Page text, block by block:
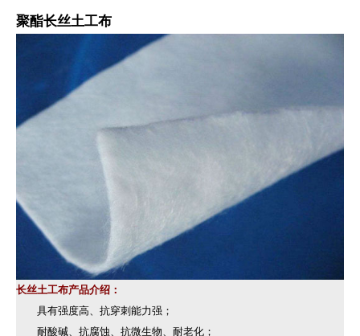
聚酯长丝土工布
长丝土工布产品介绍：
具有强度高、抗穿刺能力强；
耐酸碱、抗腐蚀、抗微生物、耐老化；